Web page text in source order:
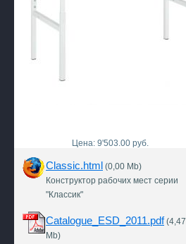
Цена: 9'503.00 руб.
Classic.html (0,00 Mb)
Конструктор рабочих мест серии
"Классик"
Catalogue_ESD_2011.pdf(4,47
Mb)